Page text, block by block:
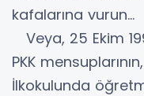
kafalarına vurun...
Veya, 25 Ekim
PKK
İlkokulunda